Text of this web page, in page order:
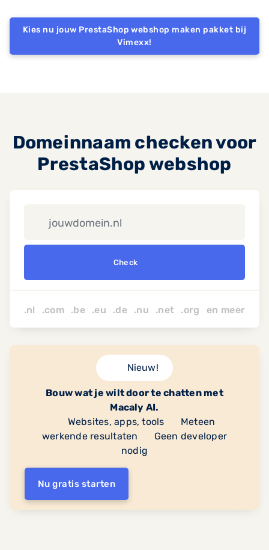
Kies nu jouw PrestaShop webshop maken pakket bij
Vimexx!
Domeinnaam checken voor
PrestaShop webshop
Check
.nl .com .be .eu .de .nu .net .org en meer
Nieuw!
Bouw wat je wilt door te chatten met
Macaly AI.
Websites, apps, tools
Meteen
werkende resultaten
Geen developer
nodig
Nu gratis starten